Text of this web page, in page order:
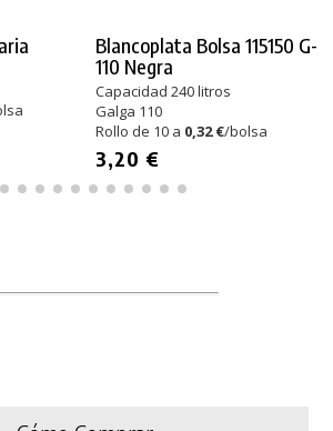
Blancoplata Bolsa 115150 G-
110 Negra
Capacidad 240 litros
Galga 110
Rollo de 10 a 0,32 €/bolsa
3,20 €